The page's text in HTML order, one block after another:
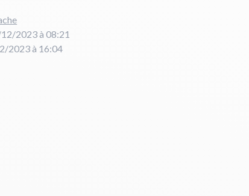
2023 à 08:21
2023 à 16:04